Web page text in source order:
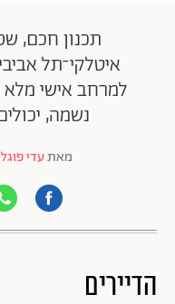
תכנון חכם,
איטלקי־תל
נשמה,
מאתעדי
הדיירים